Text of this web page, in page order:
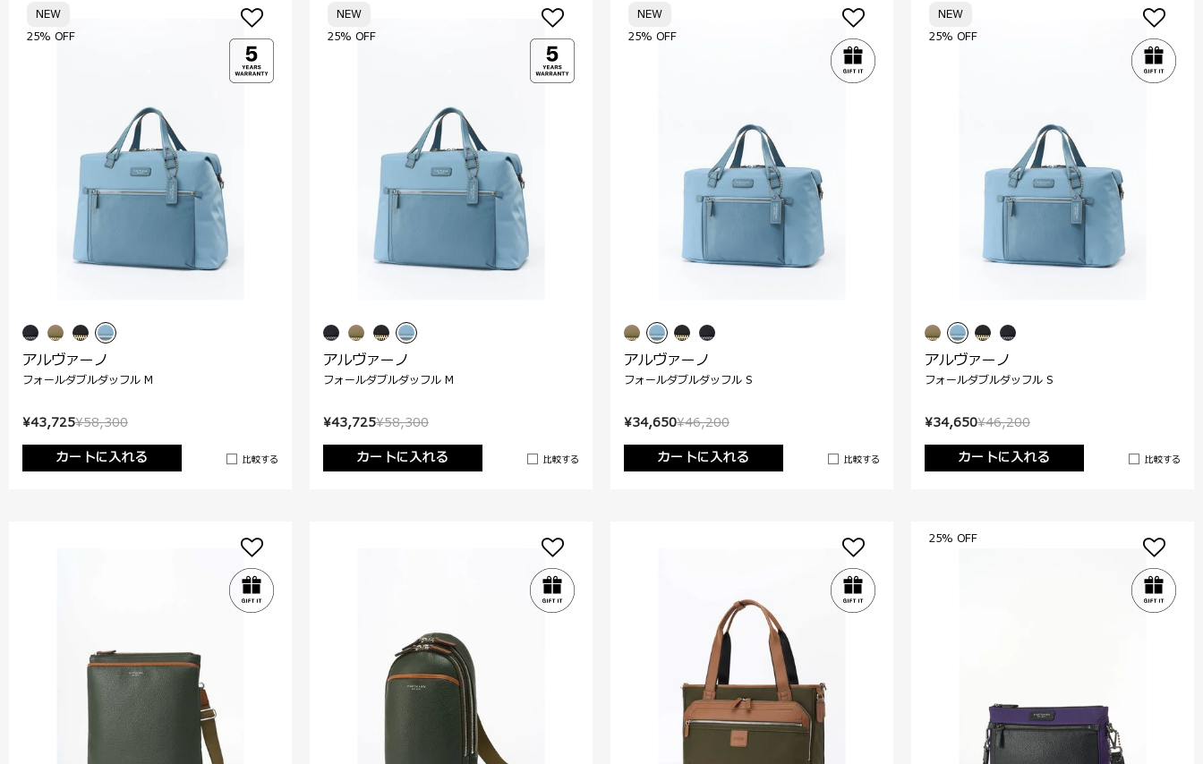
¥58,300
¥43,725
カートに入れる
比較する
25% OFF
NEW
アルヴァーノ
フォールダブルダッフル M
¥58,300
¥43,725
カートに入れる
比較する
25% OFF
NEW
アルヴァーノ
フォールダブルダッフル M
¥46,200
¥34,650
カートに入れる
比較する
25% OFF
NEW
アルヴァーノ
フォールダブルダッフル S
¥46,200
¥34,650
カートに入れる
比較する
25% OFF
NEW
アルヴァーノ
フォールダブルダッフル S
25% OFF